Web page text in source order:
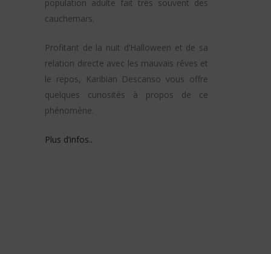
population adulte fait très souvent des
cauchemars.
Profitant de la nuit d’Halloween et de sa
relation directe avec les mauvais rêves et
le repos, Karibian Descanso vous offre
quelques curiosités à propos de ce
phénomène.
Plus d’infos..